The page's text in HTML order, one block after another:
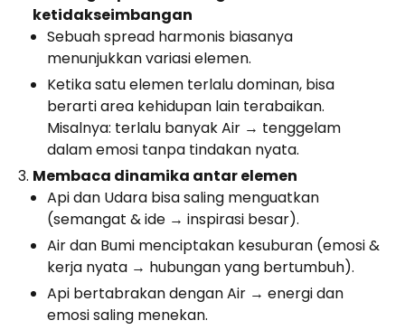
ketidakseimbangan
Sebuah spread harmonis biasanya
menunjukkan variasi elemen.
Ketika satu elemen terlalu dominan, bisa
berarti area kehidupan lain terabaikan.
Misalnya: terlalu banyak Air → tenggelam
dalam emosi tanpa tindakan nyata.
Membaca dinamika antar elemen
Api dan Udara bisa saling menguatkan
(semangat & ide → inspirasi besar).
Air dan Bumi menciptakan kesuburan (emosi &
kerja nyata → hubungan yang bertumbuh).
Api bertabrakan dengan Air → energi dan
emosi saling menekan.